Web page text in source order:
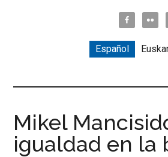
Español
Mikel
igualdad en la